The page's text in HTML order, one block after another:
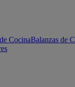
CocinaBalanzas de